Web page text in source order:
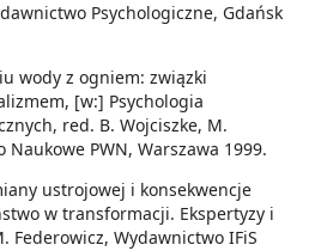
Psychologiczne, Gdańsk
wody z ogniem: związki
[w:] Psychologia
red. B. Wojciszke, M.
Naukowe PWN, Warszawa 1999.
ustrojowej i konsekwencje
w transformacji. Ekspertyzy i
Federowicz, Wydawnictwo IFiS